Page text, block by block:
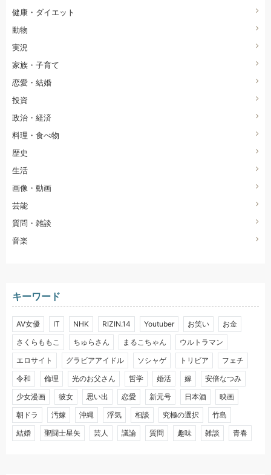
健康・ダイエット
動物
実況
家族・子育て
恋愛・結婚
投資
政治・経済
料理・食べ物
歴史
生活
画像・動画
芸能
質問・雑談
音楽
キーワード
AV女優 IT NHK RIZIN.14 Youtuber お笑い
お金
さくらももこ
ちゅらさん まるこちゃん
ウルトラマン
エロサイト
グラビアアイドル ソシャゲ トリビア
フェチ
令和
倫理 光のお父さん 哲学 婚活 嫁
安倍なつみ
少女漫画
彼女 思い出 恋愛 新元号 日本酒
映画
朝ドラ
汚嫁 沖縄 浮気 相談 究極の選択
竹島
結婚
聖闘士星矢 芸人 議論 質問 趣味 雑談 青春